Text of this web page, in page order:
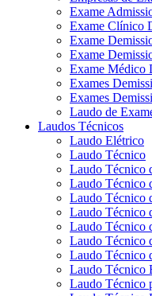
Exame
Exame Clínico
Exame
Exame
Exame Médico
Exames
Exames
Laudo de
Laudos Técnicos
Laudo Elétrico
Laudo Técnico
Laudo Técnico
Laudo Técnico
Laudo Técnico
Laudo Técnico
Laudo Técnico
Laudo Técnico
Laudo Técnico
Laudo Técnico
Laudo Técnico